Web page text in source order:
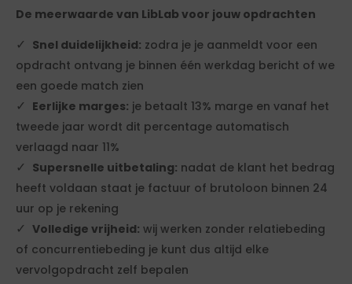
De meerwaarde van LibLab voor jouw opdrachten
Snel duidelijkheid: zodra je je aanmeldt voor een
opdracht ontvang je binnen één werkdag bericht of we
een goede match zien
Eerlijke marges: je betaalt 13% marge en vanaf het
tweede jaar wordt dit percentage automatisch
verlaagd naar 11%
Supersnelle uitbetaling: nadat de klant het bedrag
heeft voldaan staat je factuur of brutoloon binnen 24
uur op je rekening
Volledige vrijheid: wij werken zonder relatiebeding
of concurrentiebeding je kunt dus altijd elke
vervolgopdracht zelf bepalen